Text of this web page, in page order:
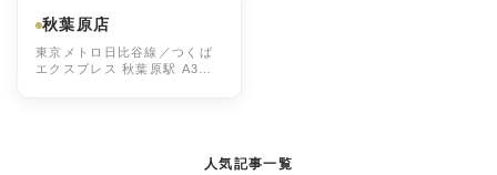
秋葉原店
東京メトロ日比谷線／つくば
エクスプレス 秋葉原駅 A3出
人気記事一覧